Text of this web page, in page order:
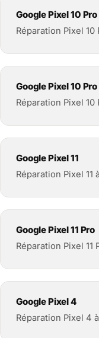
Google Pixel 10 Pro
Réparation Pixel
Google Pixel 10
Réparation Pixel
Google Pixel 11
Réparation Pixel 11
Google Pixel 11 Pro
Réparation Pixel 11
Google Pixel 4
Réparation Pixel 4